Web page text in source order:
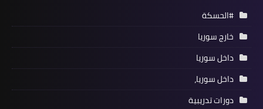
#الحسكة
خارج سوريا
داخل سوريا
داخل سوريا،
دورات تدريبية